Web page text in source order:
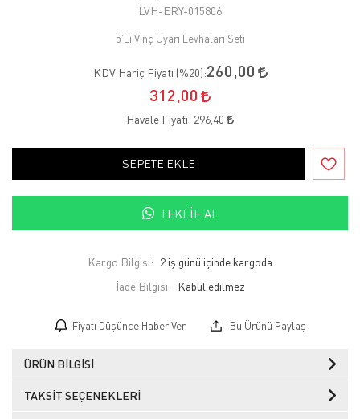
LVH-ERY-015806
5’Li Vinç Uyarı Levhaları Seti
KDV Hariç Fiyatı (%20):260,00
312,00
Havale Fiyatı: 296,40
SEPETE EKLE
TEKLIF AL
Kargo Bilgisi: 2 iş günü içinde kargoda
İade Bilgisi:
Fiyatı Düşünce Haber Ver Bu Ürünü Paylaş
ÜRÜN BILGISI
TAKSIT SEÇENEKLERI